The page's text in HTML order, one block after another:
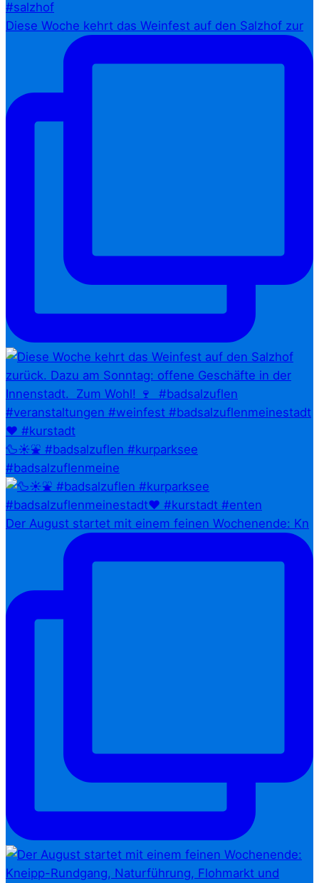
Diese Woche kehrt das Weinfest auf den Salzhof zur
🦆☀️⛲ #badsalzuflen #kurparksee
#badsalzuflenmeine
Der August startet mit einem feinen Wochenende: Kn